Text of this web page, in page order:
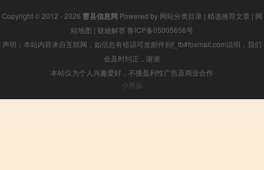
Copyright © 2012 - 2026 曹县信息网 Powered by 网站分类目录 | 精选推荐文章 | 网
站地图 | 疑难解答 鲁ICP备05005656号
声明：本站内容来自互联网，如信息有错误可发邮件到f_fb#foxmail.com说明，我们
会及时纠正，谢谢
本站仅为个人兴趣爱好，不接盈利性广告及商业合作
小男孩